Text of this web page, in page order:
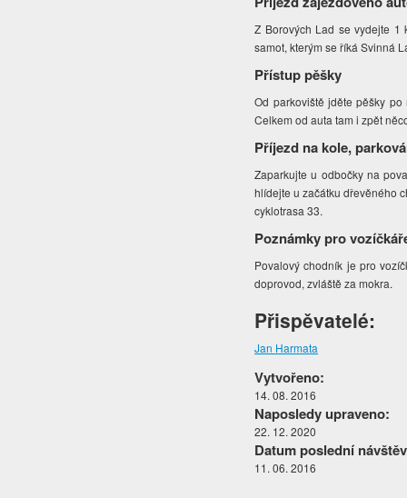
Z Borových Lad se vydejte 1
samot, kterým se říká Svinná
Přístup pěšky
Od parkoviště jděte pěšky
Celkem od auta tam i zpět
Příjezd na kole,
Zaparkujte u odbočky na
hlídejte u začátku dřevěného
cyklotrasa 33.
Poznámky pro
Povalový chodník je pro
doprovod, zvláště za mokra.
Přispěvatelé:
Jan Harmata
Vytvořeno:
14. 08. 2016
Naposledy upraveno:
22. 12. 2020
Datum poslední
11. 06. 2016